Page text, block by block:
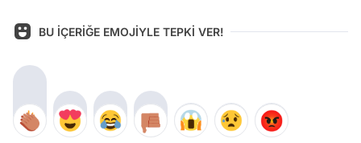
BU İÇERİĞE EMOJİYLE TEPKİ VER!